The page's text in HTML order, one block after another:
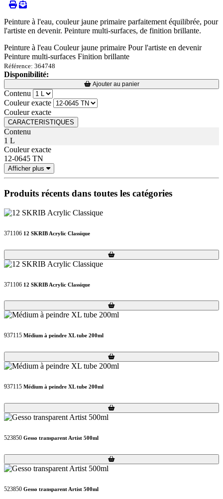
Peinture à l'eau, couleur jaune primaire parfaitement équilibrée, pour
l'artiste en devenir. Peinture multi-surfaces, de finition brillante.
Peinture à l'eau Couleur jaune primaire Pour l'artiste en devenir
Peinture multi-surfaces Finition brillante
Référence: 364748
Disponibilité:
Loading...
Loading... Ajouter au panier
Contenu
Couleur exacte
Couleur exacte
CARACTERISTIQUES
Contenu
1 L
Couleur exacte
12-0645 TN
Afficher plus
Produits récents dans toutes les catégories
371106 12 SKRIB Acrylic Classique
Loading...
Loading...
371106 12 SKRIB Acrylic Classique
Loading...
Loading...
937115 Médium à peindre XL tube 200ml
Loading...
Loading...
937115 Médium à peindre XL tube 200ml
Loading...
Loading...
523850 Gesso transparent Artist 500ml
Loading...
Loading...
523850 Gesso transparent Artist 500ml